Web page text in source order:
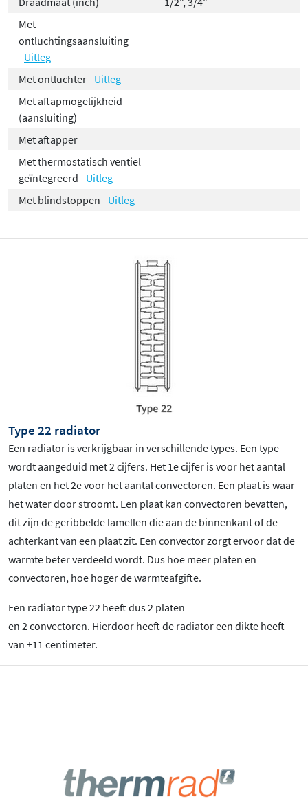
Met
ontluchtingsaansluiting
Uitleg
Met ontluchter Uitleg
Met aftapmogelijkheid
(aansluiting)
Met aftapper
Met thermostatisch ventiel
geïntegreerd
Uitleg
Met blindstoppen
Uitleg
Type 22 radiator
Een radiator is verkrijgbaar in verschillende types. Een type
wordt aangeduid met 2 cijfers. Het 1e cijfer is voor het aantal
platen en het 2e voor het aantal convectoren. Een plaat is waar
het water door stroomt. Een plaat kan convectoren bevatten,
dit zijn de geribbelde lamellen die aan de binnenkant of de
achterkant van een plaat zit. Een convector zorgt ervoor dat de
warmte beter verdeeld wordt. Dus hoe meer platen en
convectoren, hoe hoger de warmteafgifte.
Een radiator type 22 heeft dus 2 platen
en 2 convectoren. Hierdoor heeft de radiator een dikte heeft
van ±11 centimeter.